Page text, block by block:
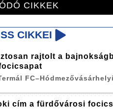
CIKKEK
CIKKEI
rajtolt a
cím a fürdővárosi